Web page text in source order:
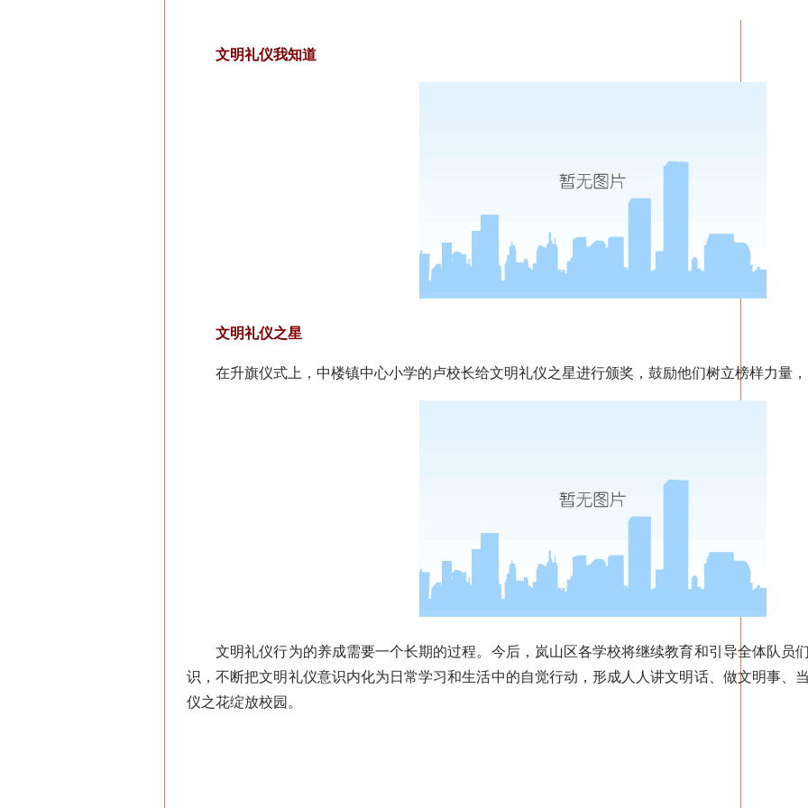
文明礼仪我知道
文明礼仪之星
在升旗仪式上，中楼镇中心小学的卢校长给文明礼仪之星进行颁奖，鼓励他们树立榜样力量，
文明礼仪行为的养成需要一个长期的过程。今后，岚山区各学校将继续教育和引导全体队员
识，不断把文明礼仪意识内化为日常学习和生活中的自觉行动，形成人人讲文明话、做文明事、
仪之花绽放校园。